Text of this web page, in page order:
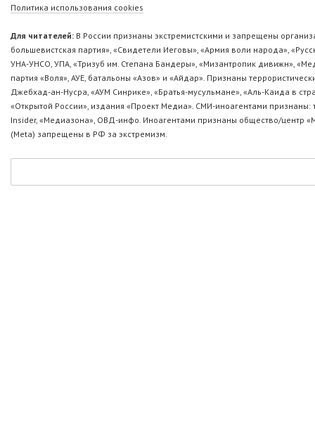
Политика использования cookies
Для читателей: В России признаны экстремистскими и запрещены
большевистская партия», «Свидетели Иеговы», «Армия воли народа»,
УНА-УНСО, УПА, «Тризуб им. Степана Бандеры», «Мизантропик дивижн»,
партия «Воля», АУЕ, батальоны «Азов» и «Айдар». Признаны
Джебхад-ан-Нусра, «АУМ Синрике», «Братья-мусульмане», «Аль-Каида в
«Открытой России», издания «Проект Медиа». СМИ-иноагентами
Insider, «Медиазона», ОВД-инфо. Иноагентами признаны общество/центр
(Metа) запрещены в РФ за экстремизм.